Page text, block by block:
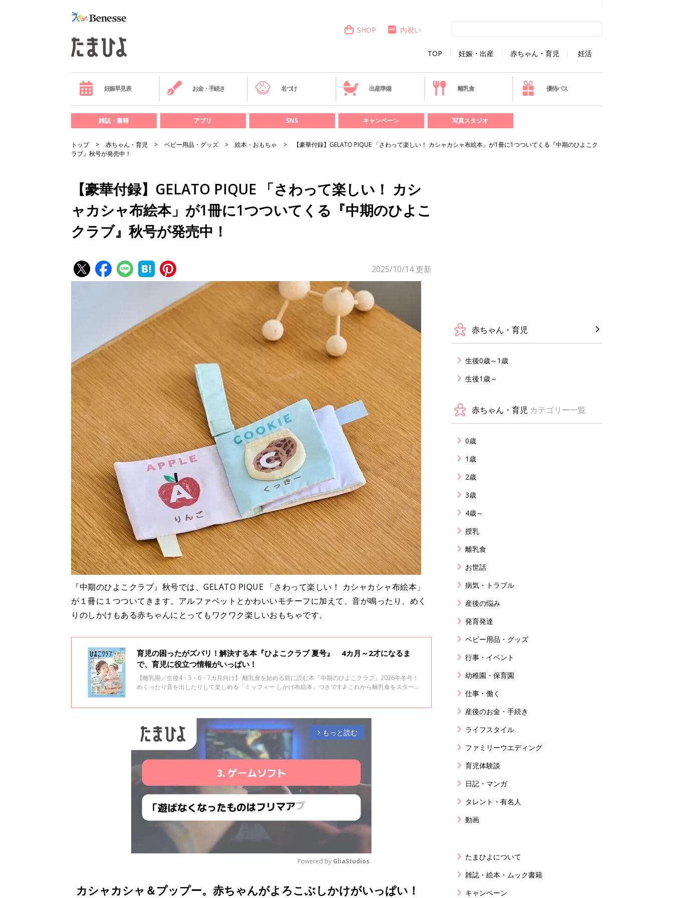
TOP 妊娠・出産 赤ちゃん・育児 妊活
SHOP 内祝い
妊娠早見表 お金・手続き 名づけ 出産準備 離乳食 優待パス
雑誌・書籍 アプリ SNS キャンペーン 写真スタジオ
トップ 赤ちゃん・育児 ベビー用品・グッズ 絵本・おもちゃ
【豪華付録】GELATO PIQUE 「さわって楽しい！ カシャカシャ布絵本」が1冊に1つついてくる『中期のひよこク
ラブ』秋号が発売中！
【豪華付録】GELATO PIQUE 「さわって楽しい！ カシ
ャカシャ布絵本」が1冊に1つついてくる『中期のひよこ
クラブ』秋号が発売中！
2025/10/14更新
『中期のひよこクラブ』秋号では、GELATO PIQUE 「さわって楽しい！ カシャカシャ布絵本」
が１冊に１つついてきます。アルファベットとかわいいモチーフに加えて、音が鳴ったり、めく
りのしかけもある赤ちゃんにとってもワクワク楽しいおもちゃです。
育児の困ったがズバリ！解決する本『ひよこクラブ 夏号』 4カ月～2才になるま
で、育児に役立つ情報がいっぱい！
【離乳期／生後4・5・6・7カ月向け】 離乳食を始める前に読む本『中期のひよこクラブ』2026年冬号！
めくったり音を出したりして楽しめる「ミッフィー しかけ布絵本」つきです♪ これから離乳食をスタート
arrow_forward_ios もっと読む
M
Powered by GliaStudios
カシャカシャ＆プップー。赤ちゃんがよろこぶしかけがいっぱい！
赤ちゃん・育児
生後0歳～1歳
生後1歳～
赤ちゃん・育児 カテゴリー一覧
0歳
1歳
2歳
3歳
4歳～
授乳
離乳食
お世話
病気・トラブル
産後の悩み
発育発達
ベビー用品・グッズ
行事・イベント
幼稚園・保育園
仕事・働く
産後のお金・手続き
ライフスタイル
ファミリーウエディング
育児体験談
日記・マンガ
タレント・有名人
動画
たまひよについて
雑誌・絵本・ムック書籍
キャンペーン